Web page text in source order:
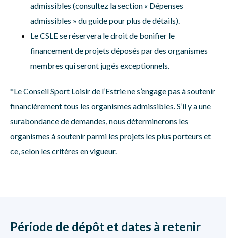
admissibles (consultez la section « Dépenses
admissibles » du guide pour plus de détails).
Le CSLE se réservera le droit de bonifier le
financement de projets déposés par des organismes
membres qui seront jugés exceptionnels.
*Le Conseil Sport Loisir de l’Estrie ne s’engage pas à soutenir
financièrement tous les organismes admissibles. S’il y a une
surabondance de demandes, nous déterminerons les
organismes à soutenir parmi les projets les plus porteurs et
ce, selon les critères en vigueur.
Période de dépôt et dates à retenir